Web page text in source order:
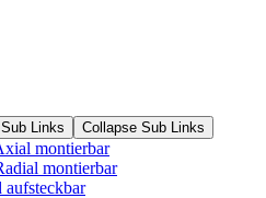
Links Collapse Sub Links
montierbar
montierbar
aufsteckbar